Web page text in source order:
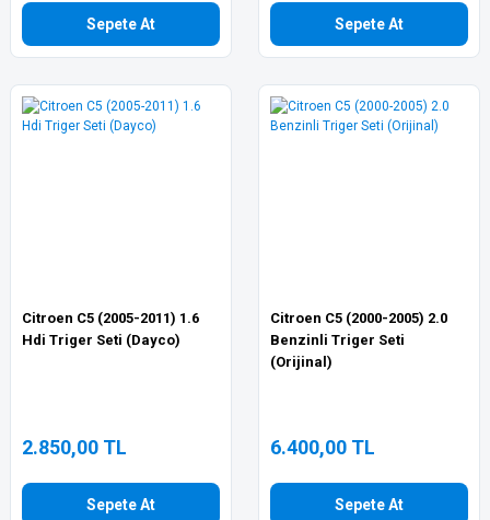
Sepete At Sepete At
Citroen C5 (2005-2011) 1.6
Hdi Triger Seti (Dayco)
2.850,00 TL
Sepete At
Citroen C5 (2000-2005) 2.0
Benzinli Triger Seti
(Orijinal)
6.400,00 TL
Sepete At